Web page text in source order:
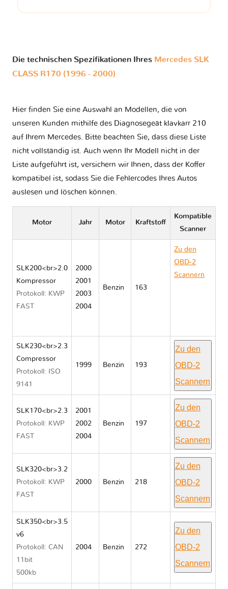
Die technischen Spezifikationen Ihres Mercedes SLK
CLASS R170 (1996 - 2000)
Hier finden Sie eine Auswahl an Modellen, die von
unseren Kunden mithilfe des Diagnosegeät klavkarr 210
auf Ihrem Mercedes. Bitte beachten Sie, dass diese Liste
nicht vollständig ist. Auch wenn Ihr Modell nicht in der
Liste aufgeführt ist, versichern wir Ihnen, dass der Koffer
kompatibel ist, sodass Sie die Fehlercodes Ihres Autos
auslesen und löschen können.
Motor Jahr Motor Kraftstoff
Kompatible
Scanner
SLK200<br>2.0
Kompressor
Protokoll: KWP
FAST
2000
2001
2003
2004
Benzin 163
Zu den
OBD-2
Scannern
SLK230<br>2.3
Compressor
Protokoll: ISO
9141
1999 Benzin 193
Zu den
OBD-2
Scannern
SLK170<br>2.3
Protokoll: KWP
FAST
2001
2002
2004
Benzin 197
Zu den
OBD-2
Scannern
SLK320<br>3.2
Protokoll: KWP
FAST
2000 Benzin 218
Zu den
OBD-2
Scannern
SLK350<br>3.5
v6
Protokoll: CAN
11bit
500kb
2004 Benzin 272
Zu den
OBD-2
Scannern